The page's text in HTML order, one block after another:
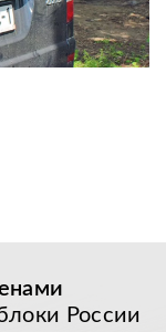
России